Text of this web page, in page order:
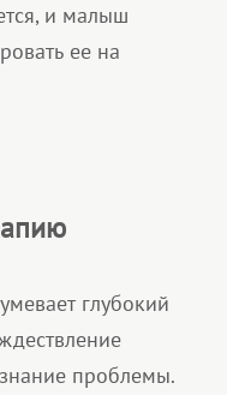
и малыш
ее на
глубокий
проблемы.